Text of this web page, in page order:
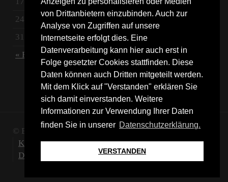
von Drittanbietern einzubinden. Auch zur
Analyse von Zugriffen auf unsere
Internetseite erfolgt dies. Eine
Datenverarbeitung kann hier auch erst in
Folge gesetzter Cookies stattfinden. Diese
Daten können auch Dritten mitgeteilt werden.
Mit dem Klick auf "Verstanden" erklären Sie
sich damit einverstanden. Weitere
Informationen zur Verwendung Ihrer Daten
finden Sie in unserer Datenschutzerklärung.
VERSTANDEN
« Feb Apr »
24
25 26 27 28 29
31
© Blomberg Medien - Markus Bültmann
Kontakt
Impressum
AGB
Datenschutzerklärung